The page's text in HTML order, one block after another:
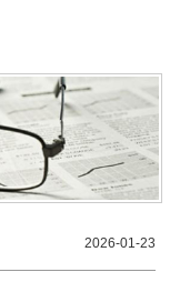
2026-01-23